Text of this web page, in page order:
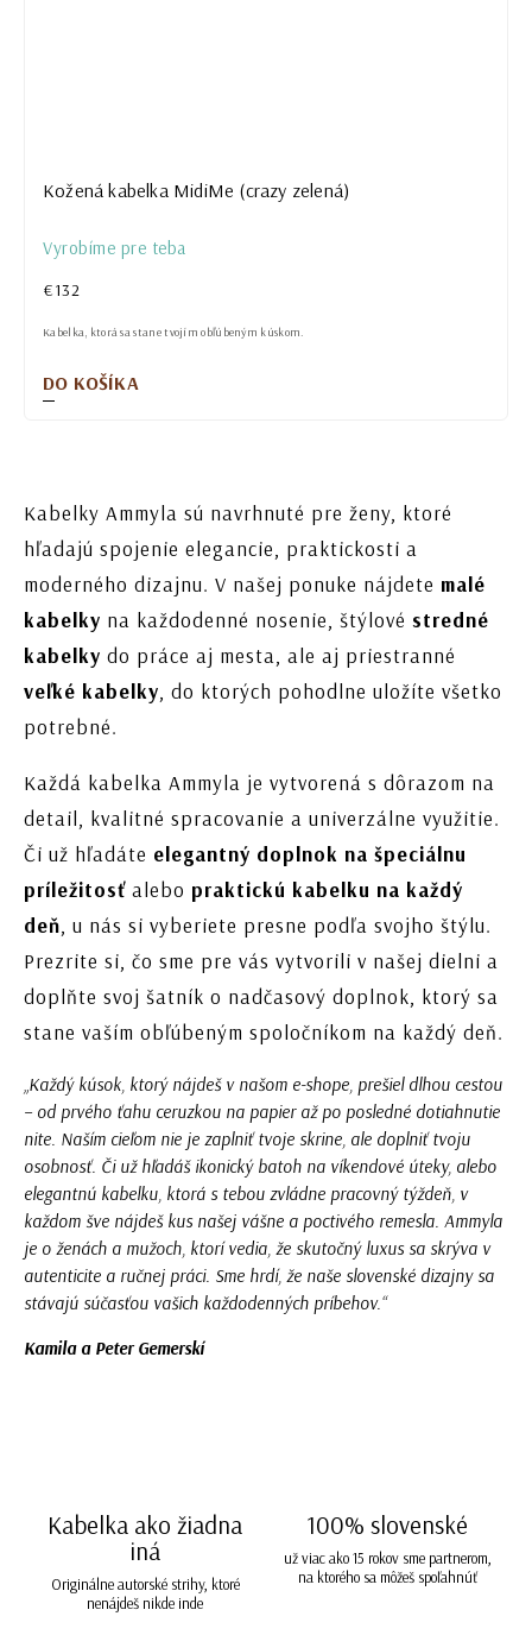
Kožená kabelka MidiMe (crazy zelená)
Vyrobíme pre teba
€132
DO KOŠÍKA
Kabelka, ktorá sa stane tvojím obľúbeným kúskom.
Kabelky Ammyla sú navrhnuté pre ženy, ktoré
hľadajú spojenie elegancie, praktickosti a
moderného dizajnu. V našej ponuke nájdete malé
kabelky na každodenné nosenie, štýlové stredné
kabelky do práce aj mesta, ale aj priestranné
veľké kabelky , do ktorých pohodlne uložíte všetko
potrebné.
Každá kabelka Ammyla je vytvorená s dôrazom na
detail, kvalitné spracovanie a univerzálne využitie.
Či už hľadáte elegantný doplnok na špeciálnu
príležitosť alebo praktickú kabelku na každý
deň , u nás si vyberiete presne podľa svojho štýlu.
Prezrite si, čo sme pre vás vytvorili v našej dielni a
doplňte svoj šatník o nadčasový doplnok, ktorý sa
stane vaším obľúbeným spoločníkom na každý deň.
„Každý kúsok, ktorý nájdeš v našom e-shope, prešiel dlhou cestou
– od prvého ťahu ceruzkou na papier až po posledné dotiahnutie
nite. Naším cieľom nie je zaplniť tvoje skrine, ale doplniť tvoju
osobnosť. Či už hľadáš ikonický batoh na víkendové úteky, alebo
elegantnú kabelku, ktorá s tebou zvládne pracovný týždeň, v
každom šve nájdeš kus našej vášne a poctivého remesla. Ammyla
je o ženách a mužoch, ktorí vedia, že skutočný luxus sa skrýva v
autenticite a ručnej práci. Sme hrdí, že naše slovenské dizajny sa
stávajú súčasťou vašich každodenných príbehov.“
Kamila a Peter Gemerskí
Kabelka ako žiadna
iná
Originálne autorské strihy, ktoré
nenájdeš nikde inde
100% slovenské
už viac ako 15 rokov sme partnerom,
na ktorého sa môžeš spoľahnúť